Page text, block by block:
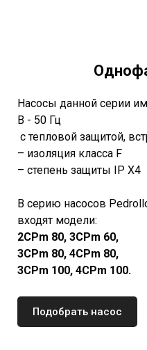
Насосы данной серии
В - 50 Гц
с тепловой защитой,
– изоляция класса F
– степень защиты IP X4
В серию насосов
входят модели:
2CPm 80, 3CPm 60,
3CPm 80, 4CPm 80,
3CPm 100, 4CPm 100.
Подобрать насос